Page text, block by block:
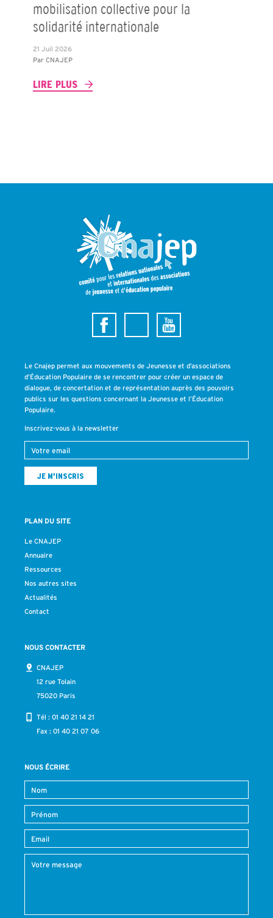
mobilisation collective pour la
solidarité internationale
21 Juil 2026
Par CNAJEP
LIRE PLUS
Le Cnajep permet aux mouvements de Jeunesse et d’associations
d’Éducation Populaire de se rencontrer pour créer un espace de
dialogue, de concertation et de représentation auprès des pouvoirs
publics sur les questions concernant la Jeunesse et l’Éducation
Populaire.
Inscrivez-vous à la newsletter
PLAN DU SITE
Le CNAJEP
Annuaire
Ressources
Nos autres sites
Actualités
Contact
NOUS CONTACTER
CNAJEP
12 rue Tolain
75020 Paris
Tél : 01 40 21 14 21
Fax : 01 40 21 07 06
NOUS ÉCRIRE